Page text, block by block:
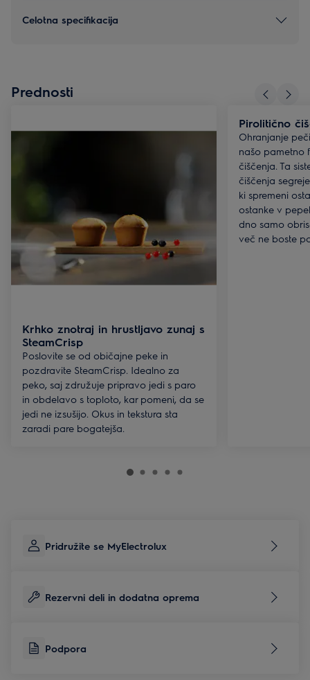
Celotna specifikacija
Prednosti
Krhko znotraj in hrustljavo zunaj s
SteamCrisp
Poslovite se od običajne peke in
pozdravite SteamCrisp. Idealno za
peko, saj združuje pripravo jedi s paro
in obdelavo s toploto, kar pomeni, da se
jedi ne izsušijo. Okus in tekstura sta
zaradi pare bogatejša.
Pirolitično
Ohranjanje
našo pametno
čiščenja. Ta
čiščenja
ki spremeni
ostanke v
dno samo
več ne boste
Pridružite se MyElectrolux
Rezervni deli in dodatna oprema
Podpora